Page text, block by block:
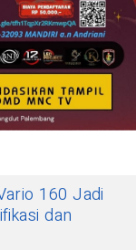
160 Jadi
dan